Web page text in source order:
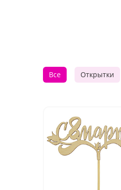
Все Открытки